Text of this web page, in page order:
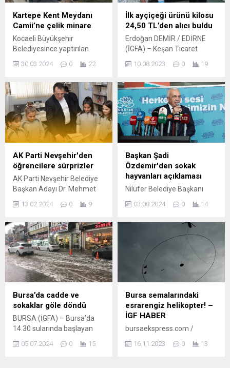
Kartepe Kent Meydanı
Camii’ne çelik minare
Kocaeli Büyükşehir
Belediyesince yaptırılan
Camii’nde çelik minare
KOCAAELİ (İGFA) – Kocaeli
Büyükşehir Belediyesi, kent
genelinde yaptığı
çalışmaların yanı sıra ibadet
yerlerinin ihtiyaçlarını da
eksiksiz olarak karşılıyor.
Birçok ibadethaneye destek
veren Büyükşehir Belediyesi,
bu kapsamda inşa ettiği
Kartepe Kent Meydanı
Camii’nde çelik minare...
30.03.2024 0 22
İlk ayçiçeği ürünü kilosu
24,50 TL’den alıcı buldu
Erdoğan DEMİR / EDİRNE
(İGFA) – Keşan Ticaret
Başkanı Necmi Kaymaz,
Keşan Ziraat Odası Yönetim
Kurulu Başkanı Hasan Şen,
Keşan İlçe Tarım ve Orman
Müdür Vekili Göksel Bilgin,
Keşan Tarım Kredi
Kooperatifi yetkilileri ve
tüccarlar sezonun ilk
ayçiçeği ürününün satışı için
hazır...
10.08.2023 0 19
AK Parti Nevşehir'den
öğrencilere sürprizler
AK Parti Nevşehir Belediye
Başkan Adayı Dr. Mehmet
eğitime olan desteklerini
“Öğrencilerimizin her anında
yanında olacağız.” dedi.
Mehmet UZEL (NEVŞEHİR
İGFA) AK Parti Nevşehir
Belediye Başkan Adayı Dr.
Mehmet Savran, ‘Öğrenci
Dostu Belediye’ anlayışıyla
okul öncesi, ilk, orta, lise ve
üniversitelerde eğitimlerini
sürdüren...
13.02.2024 0 9
Başkan Şadi
Özdemir'den sokak
hayvanları açıklaması
Nilüfer Belediye Başkanı
yaşayan can dostlara her
söyledi. BURSA (İGFA) –
Nilüfer’in Çamlıca
Mahallesi’ndeki pazar yeri
açılışında, sokak hayvanları
ile ilgili düzenlemeler içeren
Hayvanları Koruma
Kanunu’nda Değişiklik
Yapılmasına Dair Kanun’a
yönelik değerlendirmelerde
Nilüfer Belediyesi’nin her
zaman can dostlara sahip
03.08.2024 0 14
Bursa’da cadde ve
sokaklar göle döndü
BURSA (İGFA) – Bursa’da
14.30 sularında başlayan
sonra kavurucu sıcaklıklara
05.07.2024 0 15
Bursa semalarındaki
esrarengiz helikopter! –
İGF HABER
bursaekspress.com /
semalarında gezen
16.11.2023 0 13